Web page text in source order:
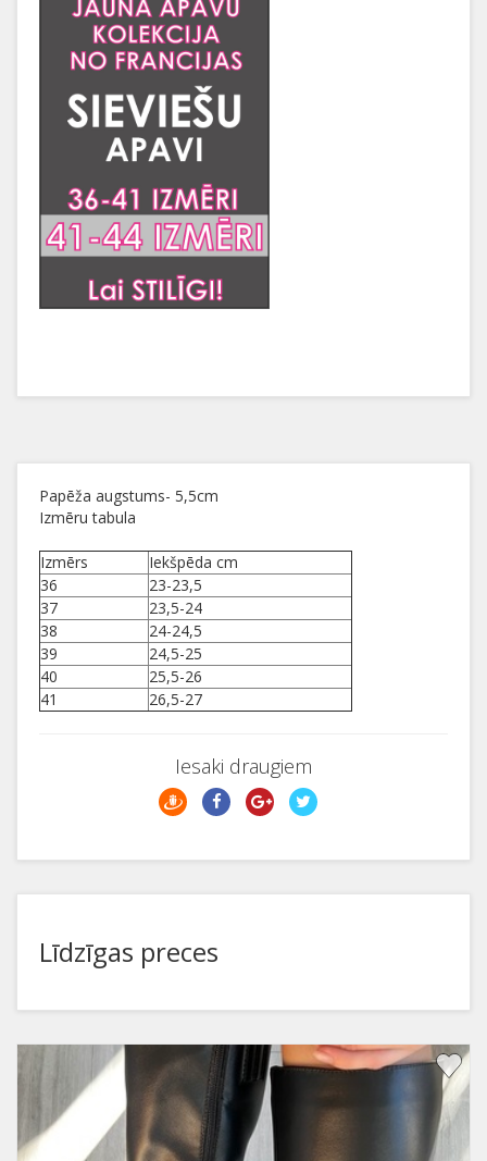
Papēža augstums- 5,5cm
Izmēru tabula
Izmērs
Iekšpēda cm
36
23-23,5
37
23,5-24
38
24-24,5
39
24,5-25
40
25,5-26
41
26,5-27
Iesaki draugiem
Līdzīgas preces